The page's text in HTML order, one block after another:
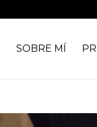
SOBRE MÍ